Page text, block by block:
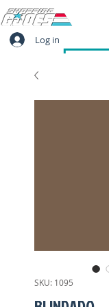
Log in
SKU: 1095